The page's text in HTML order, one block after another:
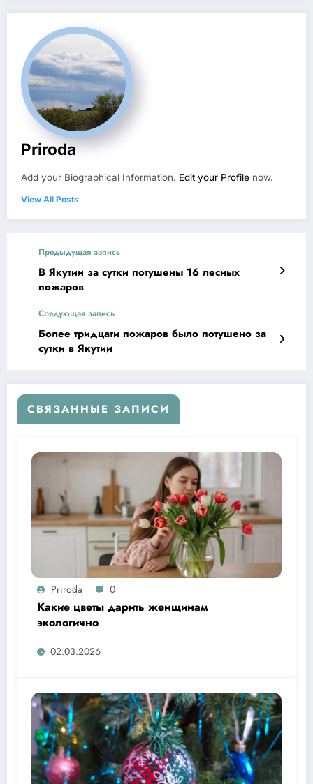
Priroda
Add your Biographical Information. Edit your Profile now.
View All Posts
Предыдущая запись
В Якутии за сутки потушены 16 лесных
пожаров
Следующая запись
Более тридцати пожаров было потушено за
сутки в Якутии
СВЯЗАННЫЕ ЗАПИСИ
Priroda 0
Какие цветы дарить женщинам
экологично
02.03.2026